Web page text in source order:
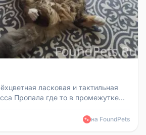
ласковая и тактильная
🐾 на FoundPets